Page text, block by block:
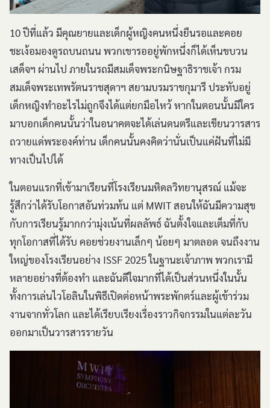
10 ปีที่แล้ว มีคุณยายและเด็กผู้หญิงคนหนึ่งยืนรอและคอย
ชะเง้อมองดูรถบนถนน พวกเขารออยู่พักหนึ่งก็ได้เห็นขบวน
เสด็จฯ ผ่านไป ภายในรถมีสมเด็จพระกนิษฐาธิราชเจ้า กรม
สมเด็จพระเทพรัตนราชสุดาฯ สยามบรมราชกุมารี ประทับอยู่
เด็กหญิงทำอะไรไม่ถูกจึงได้แต่ยกมือไหว้ หากในตอนนั้นมีใคร
มาบอกเด็กคนนั้นว่าในอนาคตจะได้เล่นดนตรีและเขียนวารสาร
ถวายแด่พระองค์ท่าน เด็กคนนั้นคงคิดว่านั่นเป็นแค่ฝันที่ไม่มี
ทางเป็นไปได้
ในตอนแรกที่เข้ามาเรียนที่โรงเรียนมหิดลวิทยานุสรณ์ แม้จะ
รู้สึกว่าได้รับโอกาสอันท่วมท้น แต่ MWIT สอนให้ฉันมีความสุข
กับการเรียนรู้มากกว่ามุ่งเน้นที่ผลลัพธ์ ฉันตั้งใจและเต็มที่กับ
ทุกโอกาสที่ได้รับ คอยช่วยงานเล็กๆ น้อยๆ มาตลอด จนถึงงาน
ใหญ่ของโรงเรียนอย่าง ISSF 2025 ในฐานะเจ้าภาพ พวกเรามี
หลายอย่างที่ต้องทำ และฉันดีใจมากที่ได้เป็นส่วนหนึ่งในนั้น
ทั้งการเล่นไวโอลินในพิธีเปิดต่อหน้าพระพักตร์และผู้เข้าร่วม
งานจากทั่วโลก และได้เรียบเรียงเรื่องราวกิจกรรมในแต่ละวัน
ออกมาเป็นวารสารรายวัน